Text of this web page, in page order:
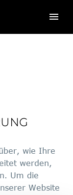
wie Ihre
werden,
Um die
Website